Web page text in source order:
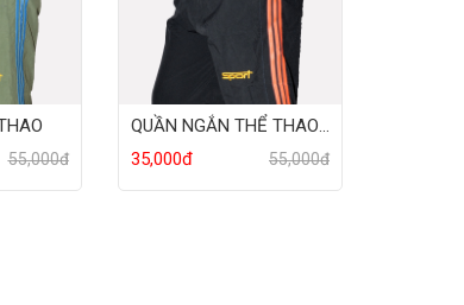
55,000đ
QUẦN NGẮN THỂ THAO NAM
35,000đ
55,000đ